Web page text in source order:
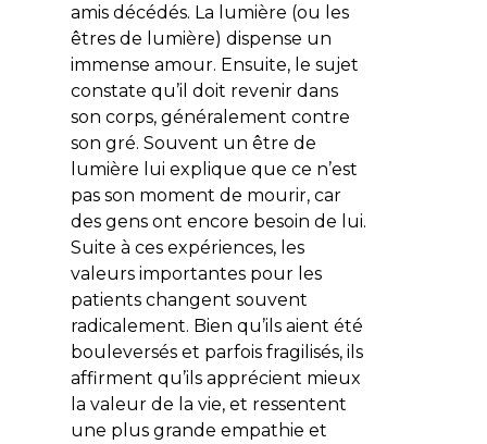
amis décédés. La lumière (ou les
êtres de lumière) dispense un
immense amour. Ensuite, le sujet
constate qu’il doit revenir dans
son corps, généralement contre
son gré. Souvent un être de
lumière lui explique que ce n’est
pas son moment de mourir, car
des gens ont encore besoin de lui.
Suite à ces expériences, les
valeurs importantes pour les
patients changent souvent
radicalement. Bien qu’ils aient été
bouleversés et parfois fragilisés, ils
affirment qu’ils apprécient mieux
la valeur de la vie, et ressentent
une plus grande empathie et